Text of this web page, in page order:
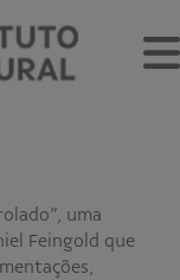
uma
Feingold que